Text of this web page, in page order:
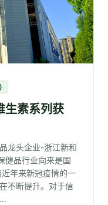
生素系列获
龙头企业-浙江新和
健品行业向来是国
年来新冠疫情的一
不断提升。对于信